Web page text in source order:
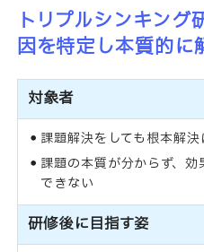
トリプルシンキング
因を特定し本質的に
対象者
課題解決をしても根本解決
課題の本質が分からず、
できない
研修後に目指す姿